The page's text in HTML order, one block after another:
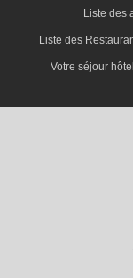
Liste des
Liste des
Votre séjour